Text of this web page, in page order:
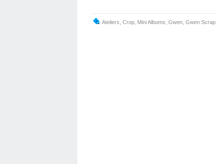
Ateliers Crop Mini Albums Gwen Gwen Scrap